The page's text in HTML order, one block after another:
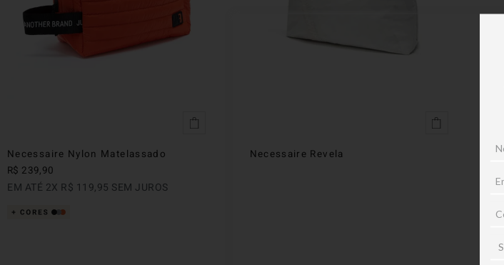
Necessaire Nylon Matelassado
R$ 239,90
EM ATÉ 2X R$ 119,95 SEM JUROS
Necessaire Revela